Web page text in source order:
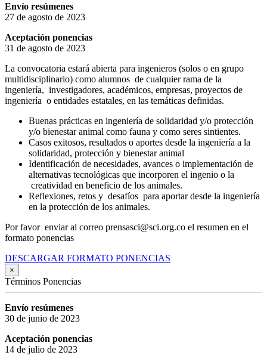
Envío resúmenes
27 de agosto de 2023
Aceptación ponencias
31 de agosto de 2023
La convocatoria estará abierta para ingenieros (solos o en grupo
multidisciplinario) como alumnos de cualquier rama de la
ingeniería, investigadores, académicos, empresas, proyectos de
ingeniería o entidades estatales, en las temáticas definidas.
Buenas prácticas en ingeniería de solidaridad y/o protección
y/o bienestar animal como fauna y como seres sintientes.
Casos exitosos, resultados o aportes desde la ingeniería a la
solidaridad, protección y bienestar animal
Identificación de necesidades, avances o implementación de
alternativas tecnológicas que incorporen el ingenio o la
creatividad en beneficio de los animales.
Reflexiones, retos y desafíos para aportar desde la ingeniería
en la protección de los animales.
Por favor enviar al correo prensasci@sci.org.co el resumen en el
formato ponencias
DESCARGAR FORMATO PONENCIAS
×
Términos Ponencias
Envío resúmenes
30 de junio de 2023
Aceptación ponencias
14 de julio de 2023